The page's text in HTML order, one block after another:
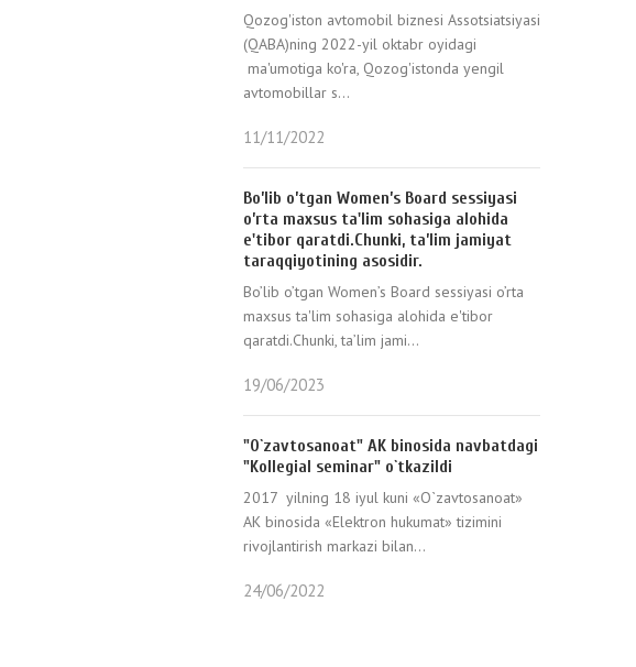
Qozog'iston avtomobil biznesi Assotsiatsiyasi
(QABA)ning 2022-yil oktabr oyidagi
ma'umotiga ko'ra, Qozog'istonda yengil
avtomobillar s...
11/11/2022
Bo’lib o’tgan Women’s Board sessiyasi
o’rta maxsus ta'lim sohasiga alohida
e'tibor qaratdi.Chunki, ta’lim jamiyat
taraqqiyotining asosidir.
Bo’lib o’tgan Women’s Board sessiyasi o’rta
maxsus ta'lim sohasiga alohida e'tibor
qaratdi.Chunki, ta’lim jami...
19/06/2023
"O`zavtosanoat" AK binosida navbatdagi
"Kollegial seminar" o`tkazildi
2017 yilning 18 iyul kuni «O`zavtosanoat»
AK binosida «Elektron hukumat» tizimini
rivojlantirish markazi bilan...
24/06/2022